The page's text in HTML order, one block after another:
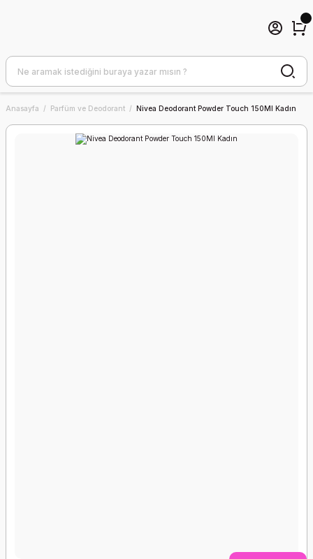
Anasayfa Parfüm ve Deodorant Nivea Deodorant Powder Touch 150Ml Kadın